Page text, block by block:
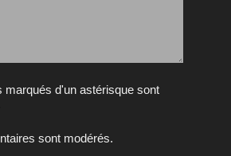
marqués d'un astérisque sont
sont modérés.